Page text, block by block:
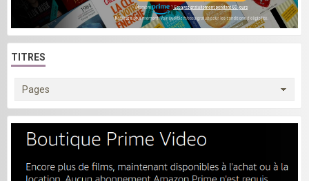
TITRES